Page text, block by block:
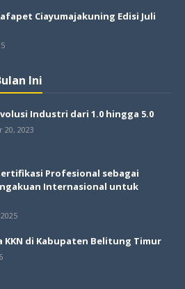
Ciayumajakuning Edisi Juli
Ini
Industri dari 1.0 hingga 5.0
20, 2023
Profesional sebagai
Internasional untuk
KKN di Kabupaten Belitung Timur